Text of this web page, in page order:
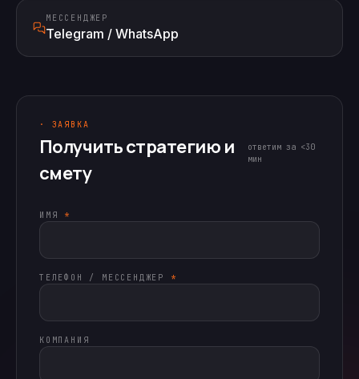
МЕССЕНДЖЕР
Telegram / WhatsApp
· ЗАЯВКА
Получить стратегию и
смету
ответим за <30
мин
ИМЯ *
ТЕЛЕФОН / МЕССЕНДЖЕР *
КОМПАНИЯ